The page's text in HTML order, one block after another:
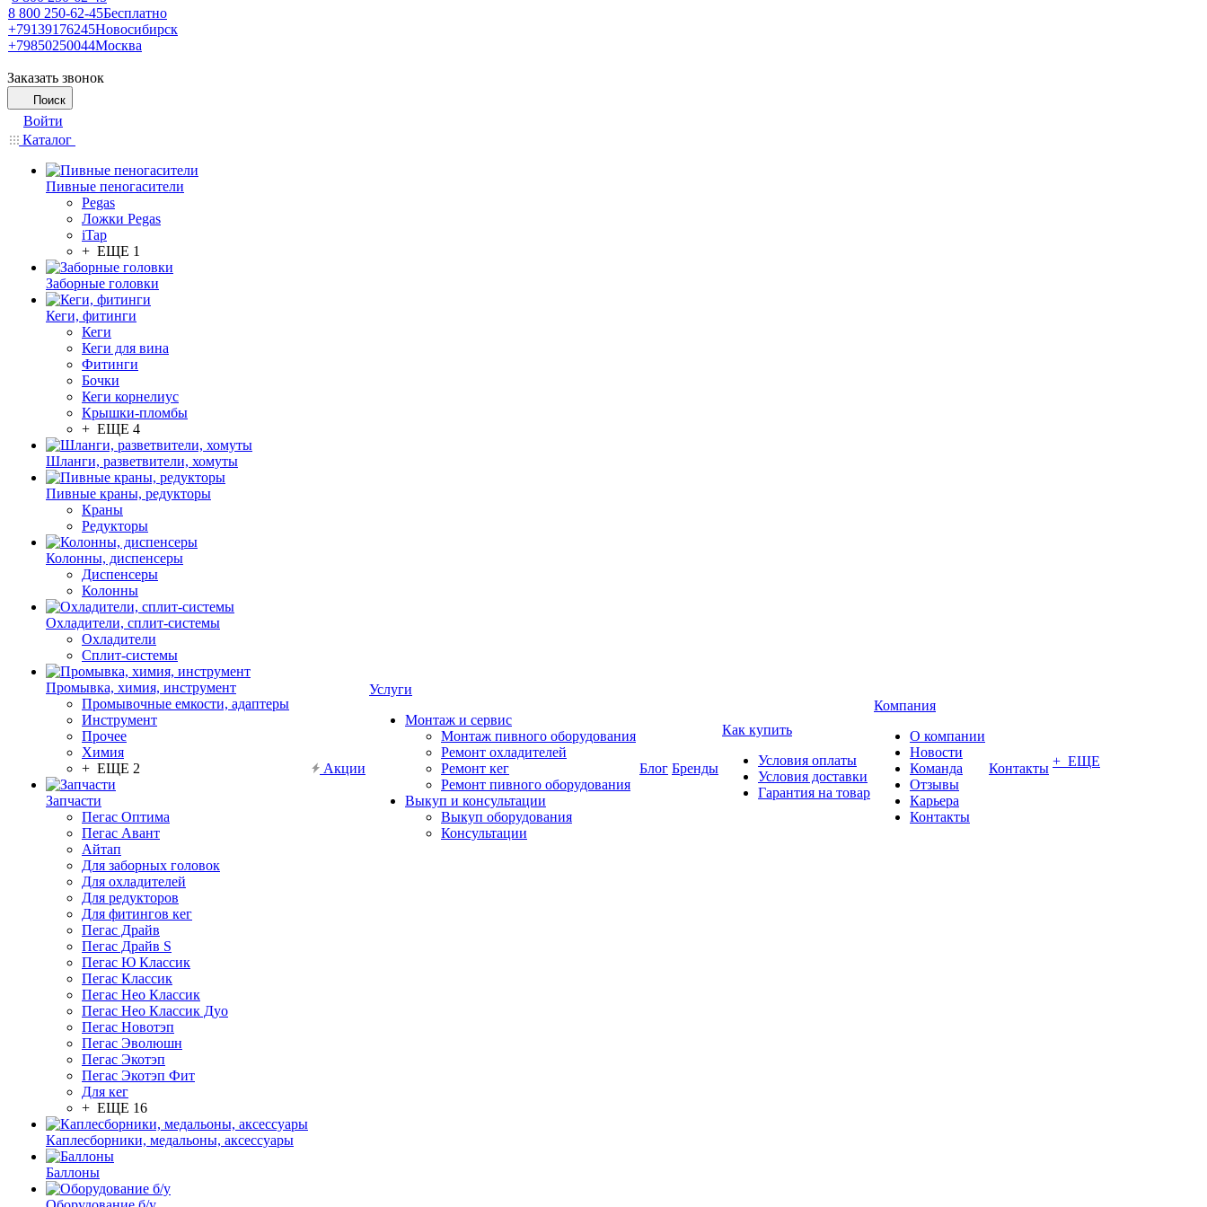
8 800 250-62-45Бесплатно
+79139176245Новосибирск
+79850250044Москва
Заказать звонок
Поиск
Войти
Каталог
Пивные пеногасители
Pegas
Ложки Pegas
iTap
+ ЕЩЕ 1
Заборные головки
Кеги, фитинги
Кеги
Кеги для вина
Фитинги
Бочки
Кеги корнелиус
Крышки-пломбы
+ ЕЩЕ 4
Шланги, разветвители, хомуты
Пивные краны, редукторы
Краны
Редукторы
Колонны, диспенсеры
Диспенсеры
Колонны
Охладители, сплит-системы
Охладители
Сплит-системы
Промывка, химия, инструмент
Промывочные емкости, адаптеры
Инструмент
Прочее
Химия
+ ЕЩЕ 2
Запчасти
Пегас Оптима
Пегас Авант
Айтап
Для заборных головок
Для охладителей
Для редукторов
Для фитингов кег
Пегас Драйв
Пегас Драйв S
Пегас Ю Классик
Пегас Классик
Пегас Нео Классик
Пегас Нео Классик Дуо
Пегас Новотэп
Пегас Эволюшн
Пегас Экотэп
Пегас Экотэп Фит
Для кег
+ ЕЩЕ 16
Каплесборники, медальоны, аксессуары
Баллоны
Акции
Услуги
Монтаж и сервис
Монтаж пивного оборудования
Ремонт охладителей
Ремонт кег
Ремонт пивного оборудования
Выкуп и консультации
Выкуп оборудования
Консультации
Блог Бренды
Как купить
Условия оплаты
Условия доставки
Гарантия на товар
Компания
О компании
Новости
Команда
Отзывы
Карьера
Контакты
Контакты + ЕЩЕ